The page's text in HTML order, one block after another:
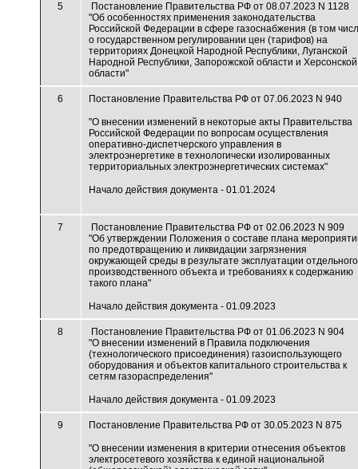
5
Постановление Правительства РФ от 08.07.2023 N 1128
"Об особенностях применения законодательства
Российской Федерации в сфере газоснабжения (в том
о государственном регулировании цен (тарифов) на
территориях Донецкой Народной Республики, Луганской
Народной Республики, Запорожской области и Херсонской
области"
6 Постановление Правительства РФ от 07.06.2023 N 940
"О внесении изменений в некоторые акты Правительства
Российской Федерации по вопросам осуществления
оперативно-диспетчерского управления в
электроэнергетике в технологически изолированных
территориальных электроэнергетических системах"
Начало действия документа - 01.01.2024
7
Постановление Правительства РФ от 02.06.2023 N 909
"Об утверждении Положения о составе плана
по предотвращению и ликвидации загрязнения
окружающей среды в результате эксплуатации отдельного
производственного объекта и требованиях к содержанию
такого плана"
Начало действия документа - 01.09.2023
8
Постановление Правительства РФ от 01.06.2023 N 904
"О внесении изменений в Правила подключения
(технологического присоединения) газоиспользующего
оборудования и объектов капитального строительства к
сетям газораспределения"
Начало действия документа - 01.09.2023
9 Постановление Правительства РФ от 30.05.2023 N 875
"О внесении изменения в критерии отнесения объектов
электросетевого хозяйства к единой национальной